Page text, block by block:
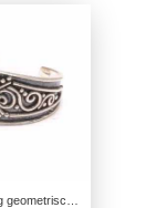
antik Silber Fußschmuck, echt Silber Damen Knöchelring